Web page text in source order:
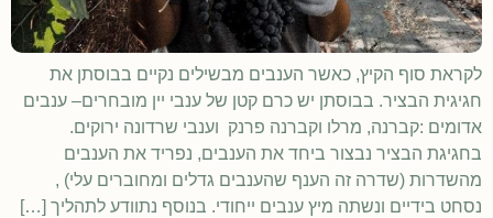
לקראת סוף הקיץ, כאשר הענבים מבשילים נקיים בבוסתן את
חגיגית הבציר. בבוסתן יש כרם קטן של ענבי יין מובחרים– ענבים
אדומים :קברנה, מרלו וקברנה פרנק וענבי שרדונה ירוקים.
בחגיגת הבציר נבצור ביחד את הענבים, נפריד את הענבים
מהשדרות (שדרה זה הענף שהענבים גדלים ומחוברים עלי) ,
נסחט בידיים ונשתה מיץ ענבים ייחודי. בנוסף נתוודע לתהליך […]